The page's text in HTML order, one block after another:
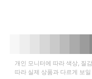
개인 모니터에 따라 색상, 질
따라 실제 상품과 다르게 보